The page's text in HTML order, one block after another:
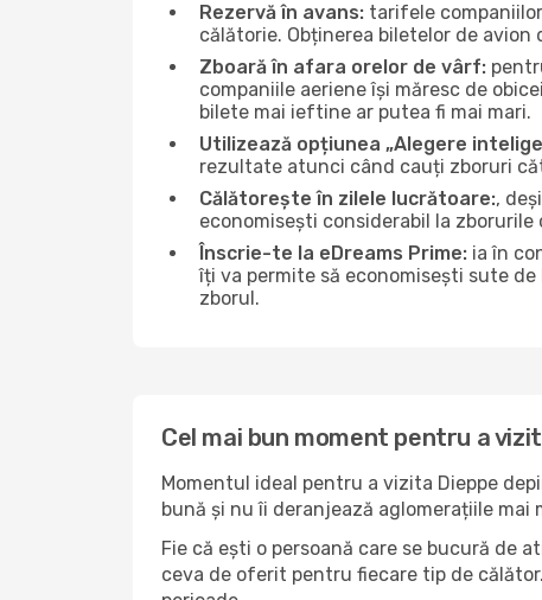
Rezervă în avans: tarifele
călătorie. Obținerea biletelor de
Zboară în afara orelor de vârf:
companiile aeriene își măresc de
bilete mai ieftine ar putea fi mai mari.
Utilizează opțiunea „Alegere
rezultate atunci când cauți zboruri
Călătorește în zilele lucrătoare:,
economisești considerabil la
Înscrie-te la eDreams Prime: ia în
îți va permite să economisești sute
zborul.
Cel mai bun moment pentru a
Momentul ideal pentru a vizita Dieppe
bună și nu îi deranjează aglomerațiile
Fie că ești o persoană care se bucură de
ceva de oferit pentru fiecare tip de